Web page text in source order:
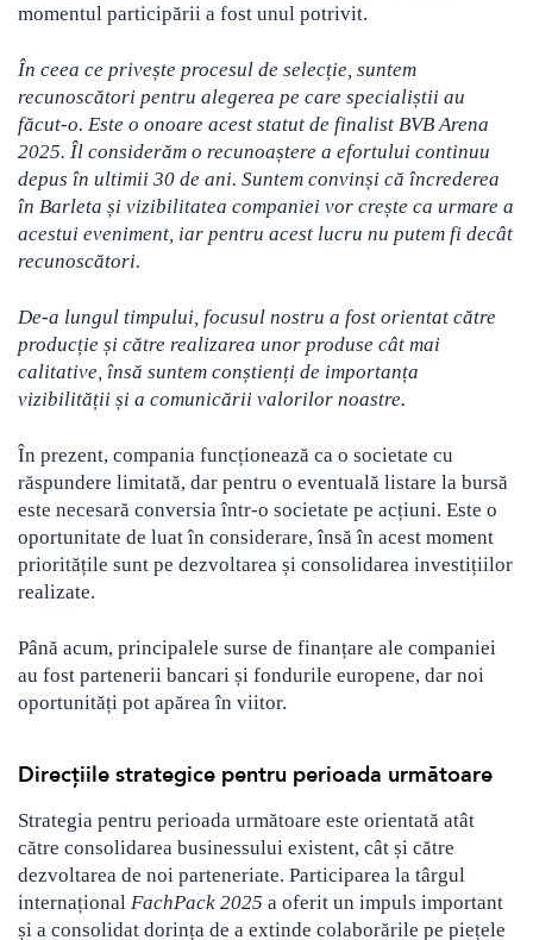
momentul participării a fost unul potrivit.
În ceea ce privește procesul de selecție, suntem
recunoscători pentru alegerea pe care specialiștii au
făcut-o. Este o onoare acest statut de finalist BVB Arena
2025. Îl considerăm o recunoaștere a efortului continuu
depus în ultimii 30 de ani. Suntem convinși că încrederea
în Barleta și vizibilitatea companiei vor crește ca urmare a
acestui eveniment, iar pentru acest lucru nu putem fi decât
recunoscători.
De-a lungul timpului, focusul nostru a fost orientat către
producție și către realizarea unor produse cât mai
calitative, însă suntem conștienți de importanța
vizibilității și a comunicării valorilor noastre.
În prezent, compania funcționează ca o societate cu
răspundere limitată, dar pentru o eventuală listare la bursă
este necesară conversia într-o societate pe acțiuni. Este o
oportunitate de luat în considerare, însă în acest moment
prioritățile sunt pe dezvoltarea și consolidarea investițiilor
realizate.
Până acum, principalele surse de finanțare ale companiei
au fost partenerii bancari și fondurile europene, dar noi
oportunități pot apărea în viitor.
Direcțiile strategice pentru perioada următoare
Strategia pentru perioada următoare este orientată atât
către consolidarea businessului existent, cât și către
dezvoltarea de noi parteneriate. Participarea la târgul
internațional FachPack 2025 a oferit un impuls important
și a consolidat dorința de a extinde colaborările pe piețele